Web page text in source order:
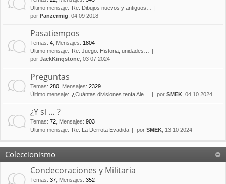
Último mensaje:
Re: Dibujos nuevos y antiguos…
por Panzermig , 04 09 2018
Pasatiempos
Temas: 4 Mensajes: 1804
Último mensaje:
Re: Juego: Historia, unidades…
por JackKingstone , 03 07 2024
Preguntas
Temas: 280 Mensajes: 2329
Último mensaje: ¿Cuántas divisiones tenía Ale… por SMEK , 04 10 2024
¿Y si … ?
Temas: 72 Mensajes: 903
Último mensaje:
Re: La Derrota Evadida por SMEK , 13 10 2024
Coleccionismo
Condecoraciones y Militaria
Temas: 37 Mensajes: 352